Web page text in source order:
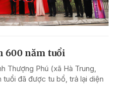
600 năm tuổi
Thượng Phú (xã Hà Trung,
tuổi đã được tu bổ, trả lại diện